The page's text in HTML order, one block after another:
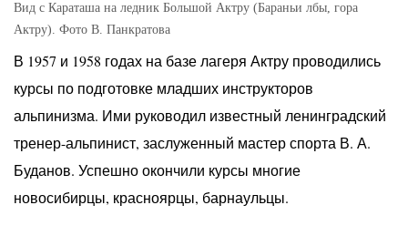
Вид с Караташа на ледник Большой Актру (Бараньи лбы, гора
Актру). Фото В. Панкратова
В 1957 и 1958 годах на базе лагеря Актру проводились
курсы по подготовке младших инструкторов
альпинизма. Ими руководил известный ленинградский
тренер-альпинист, заслуженный мастер спорта В. А.
Буданов. Успешно окончили курсы многие
новосибирцы, красноярцы, барнаульцы.